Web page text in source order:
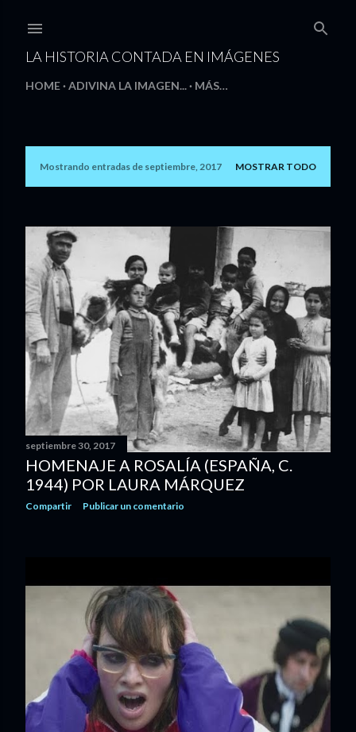
LA HISTORIA CONTADA EN IMÁGENES
HOME ADIVINA LA IMAGEN... MÁS…
E
t
r
a
d
a
s
Mostrando entradas de septiembre, 2017 MOSTRAR TODO
septiembre 30, 2017
HOMENAJE A ROSALÍA (ESPAÑA, C.
1944) POR LAURA MÁRQUEZ
Compartir Publicar un comentario